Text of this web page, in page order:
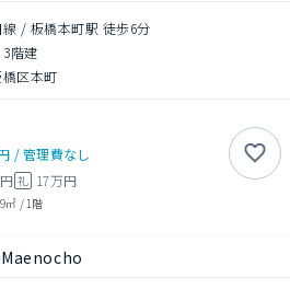
/ 板橋本町駅 徒歩6分
3階建
区本町
/管理費なし
礼 17万円
㎡ / 1階